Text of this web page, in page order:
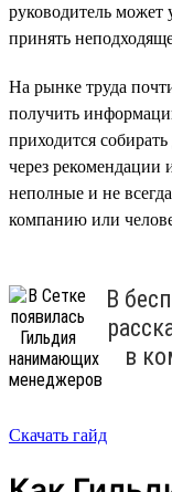
руководитель может
принять
На рынке труда
получить
приходится
через рекомендации
неполные и не
компанию или
В
в
Скачать гайд